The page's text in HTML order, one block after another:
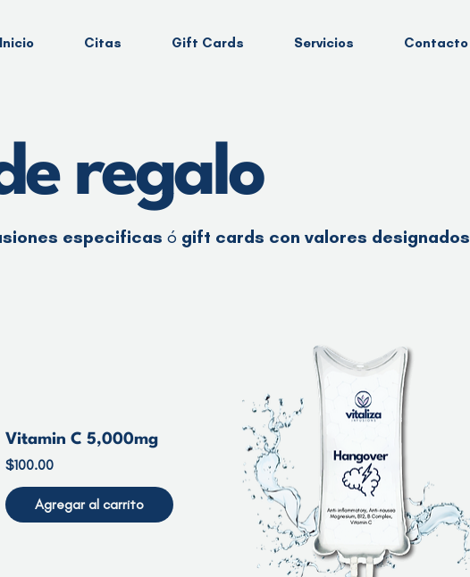
Inicio Citas Gift Cards Servicios Contacto
especificas ó gift cards con valores designados
regalo
Vitamin C 5,000mg
Precio
$100.00
Agregar al carrito